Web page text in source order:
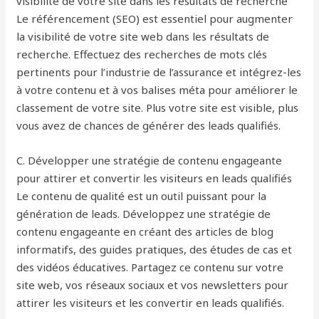
Le référencement (SEO) est essentiel pour augmenter
la visibilité de votre site web dans les résultats de
recherche. Effectuez des recherches de mots clés
pertinents pour l’industrie de l’assurance et intégrez-les
à votre contenu et à vos balises méta pour améliorer le
classement de votre site. Plus votre site est visible, plus
vous avez de chances de générer des leads qualifiés.
C. Développer une stratégie de contenu engageante
pour attirer et convertir les visiteurs en leads qualifiés
Le contenu de qualité est un outil puissant pour la
génération de leads. Développez une stratégie de
contenu engageante en créant des articles de blog
informatifs, des guides pratiques, des études de cas et
des vidéos éducatives. Partagez ce contenu sur votre
site web, vos réseaux sociaux et vos newsletters pour
attirer les visiteurs et les convertir en leads qualifiés.